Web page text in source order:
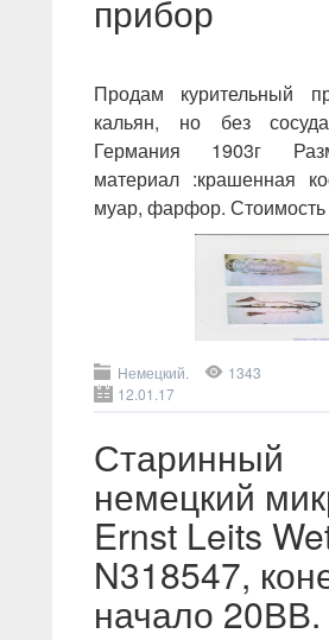
прибор
Продам курительный
кальян, но без
Германия 1903г
материал :крашенная
муар, фарфор. Стоимость
Немецкий.
1343
12.01.17
Старинный
немецкий
Ernst Leits
N318547,
начало 20ВВ.